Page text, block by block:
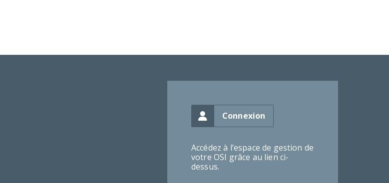
Connexion
Accédez à l’espace de gestion de
votre OSI grâce au lien ci-
dessus.